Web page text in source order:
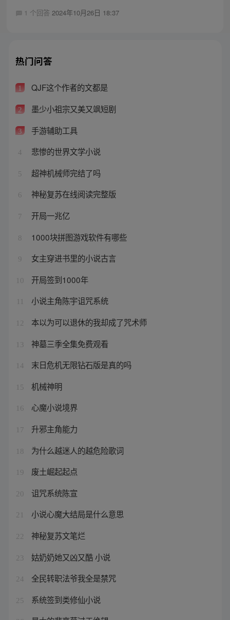
1 个回答 2024年10月26日 18:37
热门问答
1 QJF这个作者的文都是
2 墨少小祖宗又美又飒短剧
3 手游辅助工具
4 悲惨的世界文学小说
5 超神机械师完结了吗
6 神秘复苏在线阅读完整版
7 开局一兆亿
8 1000块拼图游戏软件有哪些
9 女主穿进书里的小说古言
10 开局签到1000年
小说主角陈宇诅咒系统
12 本以为可以退休的我却成了咒术师
13 神墓三季全集免费观看
14 末日危机无限钻石版是真的吗
15 机械神明
16 心魔小说境界
17 升邪主角能力
18 为什么越迷人的越危险歌词
19 废土崛起起点
20 诅咒系统陈宣
21 小说心魔大结局是什么意思
22 神秘复苏文笔烂
23 姑奶奶她又凶又酷 小说
24 全民转职法爷我全是禁咒
25 系统签到类修仙小说